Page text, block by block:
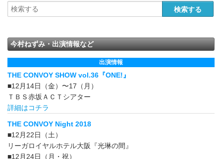
今村ねずみ・出演情報など
出演情報
THE CONVOY SHOW vol.36『ONE!』
■12月14日（金）〜17（月）
ＴＢＳ赤坂ＡＣＴシアター
詳細はコチラ
THE CONVOY Night 2018
■12月22日（土）
リーガロイヤルホテル大阪『光琳の間』
■12月24日（月・祝）